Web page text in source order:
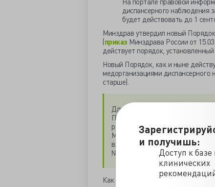
и получишь:
Доступ к
клинических
диспансерного наблюдения
будет действовать до 1
Минздрав утвердил новый
(приказ Минздрава России от
действует порядок, установленный
Новый Порядок, как и ныне
медорганизациями
старше).
Для некоторых заболеваний
Порядок диспансерного
расстройствами поведения,
Минздрава России от
взрослыми с онкологическими
№548н).
Как и ранее, ДН будут подлежать